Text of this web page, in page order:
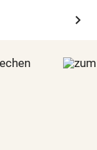
chevron_right